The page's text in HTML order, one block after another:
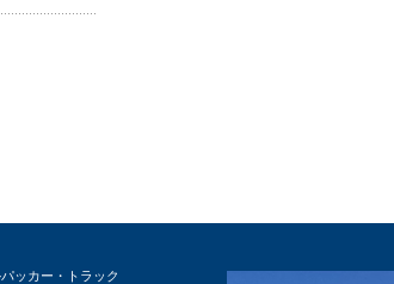
ッカー・トラック